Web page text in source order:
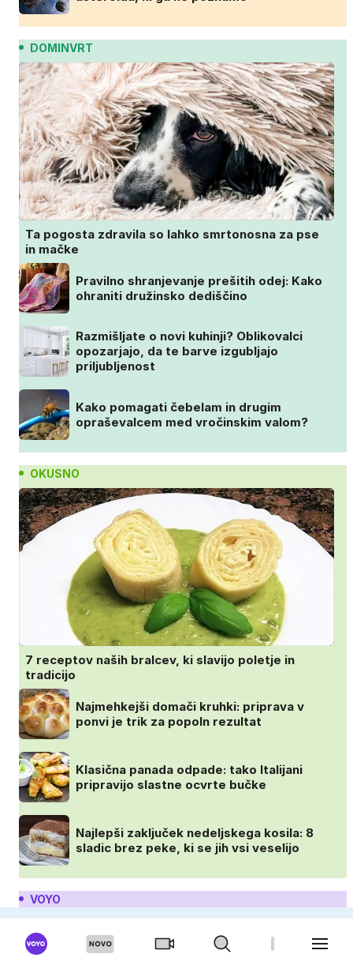
DOMINVRT
Ta pogosta zdravila so lahko smrtonosna za pse
in mačke
Pravilno shranjevanje prešitih odej: Kako
ohraniti družinsko dediščino
Razmišljate o novi kuhinji? Oblikovalci
opozarjajo, da te barve izgubljajo
priljubljenost
Kako pomagati čebelam in drugim
opraševalcem med vročinskim valom?
OKUSNO
7 receptov naših bralcev, ki slavijo poletje in
tradicijo
Najmehkejši domači kruhki: priprava v
ponvi je trik za popoln rezultat
Klasična panada odpade: tako Italijani
pripravijo slastne ocvrte bučke
Najlepši zaključek nedeljskega kosila: 8
sladic brez peke, ki se jih vsi veselijo
VOYO